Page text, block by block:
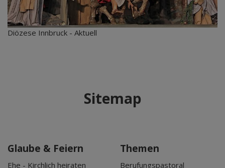
Diözese Innbruck - Aktuell
Sitemap
Glaube & Feiern
Ehe - Kirchlich heiraten
Themen
Berufungspastoral